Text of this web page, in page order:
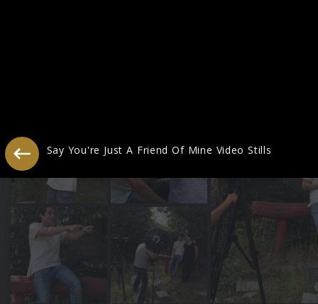
Say You're Just A Friend Of Mine Video Stills